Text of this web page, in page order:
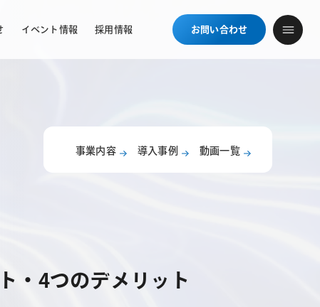
イベント情報 採用情報 お問い合わせ
事業内容 導入事例 動画一覧
・4つのデメリット